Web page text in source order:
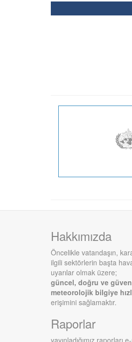
Hakkımızda
Öncelikle vatandaşın,
ilgili sektörlerin başta
uyarılar olmak üzere;
güncel, doğru ve
meteorolojik bilgiye
erişimini sağlamaktır.
Raporlar